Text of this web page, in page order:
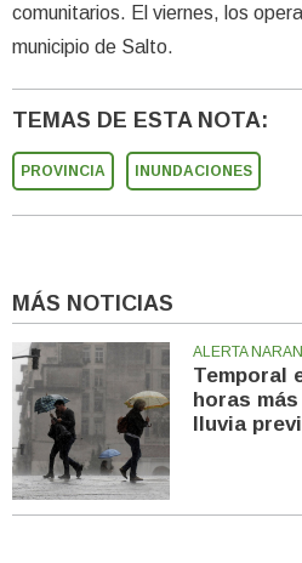
comunitarios. El viernes, los
municipio de Salto.
TEMAS DE ESTA NOTA:
PROVINCIA INUNDACIONES
MÁS NOTICIAS
ALERTA
Temporal
horas
lluvia